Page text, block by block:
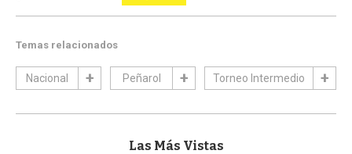
Temas relacionados
Nacional Peñarol Torneo Intermedio
Las Más Vistas